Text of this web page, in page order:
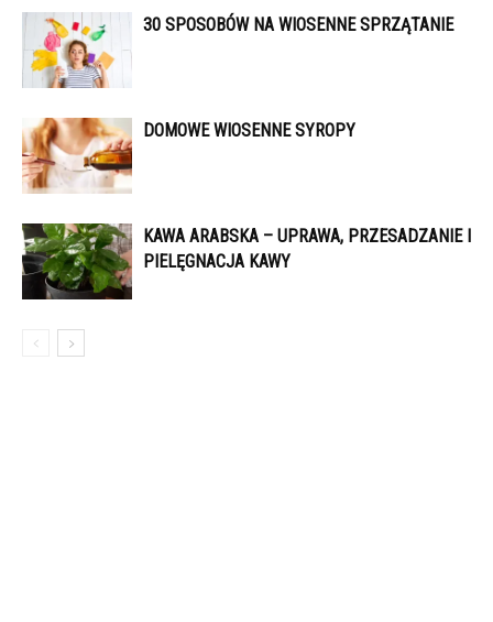
30 SPOSOBÓW NA WIOSENNE SPRZĄTANIE
DOMOWE WIOSENNE SYROPY
KAWA ARABSKA – UPRAWA, PRZESADZANIE I
PIELĘGNACJA KAWY